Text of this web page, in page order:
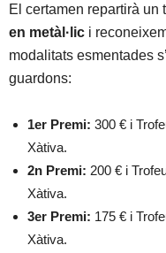
El certamen repartirà un
en metàl·lic i
modalitats esmentades
guardons:
1er Premi: 300 € i
Xàtiva.
2n Premi: 200 € i
Xàtiva.
3er Premi: 175 € i
Xàtiva.